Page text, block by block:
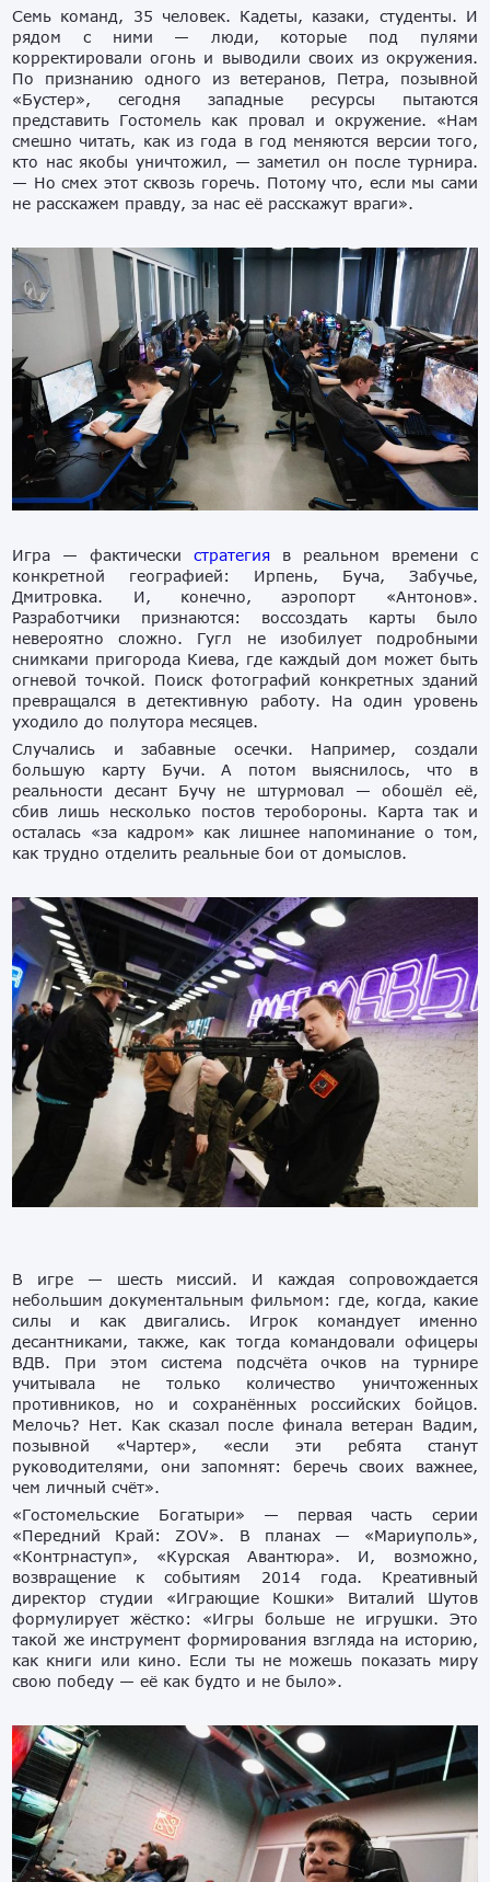
Семь команд, 35 человек. Кадеты, казаки, студенты. И
рядом с ними — люди, которые под пулями
корректировали огонь и выводили своих из окружения.
По признанию одного из ветеранов, Петра, позывной
«Бустер», сегодня западные ресурсы пытаются
представить Гостомель как провал и окружение. «Нам
смешно читать, как из года в год меняются версии того,
кто нас якобы уничтожил, — заметил он после турнира.
— Но смех этот сквозь горечь. Потому что, если мы сами
не расскажем правду, за нас её расскажут враги».
Игра — фактическистратегия в реальном времени с
конкретной географией: Ирпень, Буча, Забучье,
Дмитровка. И, конечно, аэропорт «Антонов».
Разработчики признаются: воссоздать карты было
невероятно сложно. Гугл не изобилует подробными
снимками пригорода Киева, где каждый дом может быть
огневой точкой. Поиск фотографий конкретных зданий
превращался в детективную работу. На один уровень
уходило до полутора месяцев.
Случались и забавные осечки. Например, создали
большую карту Бучи. А потом выяснилось, что в
реальности десант Бучу не штурмовал — обошёл её,
сбив лишь несколько постов теробороны. Карта так и
осталась «за кадром» как лишнее напоминание о том,
как трудно отделить реальные бои от домыслов.
В игре — шесть миссий. И каждая сопровождается
небольшим документальным фильмом: где, когда, какие
силы и как двигались. Игрок командует именно
десантниками, также, как тогда командовали офицеры
ВДВ. При этом система подсчёта очков на турнире
учитывала не только количество уничтоженных
противников, но и сохранённых российских бойцов.
Мелочь? Нет. Как сказал после финала ветеран Вадим,
позывной «Чартер», «если эти ребята станут
руководителями, они запомнят: беречь своих важнее,
чем личный счёт».
«Гостомельские Богатыри» — первая часть серии
«Передний Край: ZOV». В планах — «Мариуполь»,
«Контрнаступ», «Курская Авантюра». И, возможно,
возвращение к событиям 2014 года. Креативный
директор студии «Играющие Кошки» Виталий Шутов
формулирует жёстко: «Игры больше не игрушки. Это
такой же инструмент формирования взгляда на историю,
как книги или кино. Если ты не можешь показать миру
свою победу — её как будто и не было».